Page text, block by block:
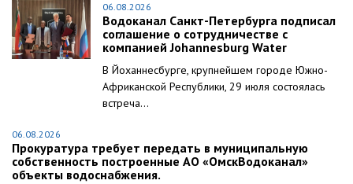
06.08.2026
Водоканал Санкт-Петербурга подписал
соглашение о сотрудничестве с
компанией Johannesburg Water
В Йоханнесбурге, крупнейшем городе Южно-
Африканской Республики, 29 июля состоялась
встреча...
06.08.2026
Прокуратура требует передать в муниципальную
собственность построенные АО «ОмскВодоканал»
объекты водоснабжения.